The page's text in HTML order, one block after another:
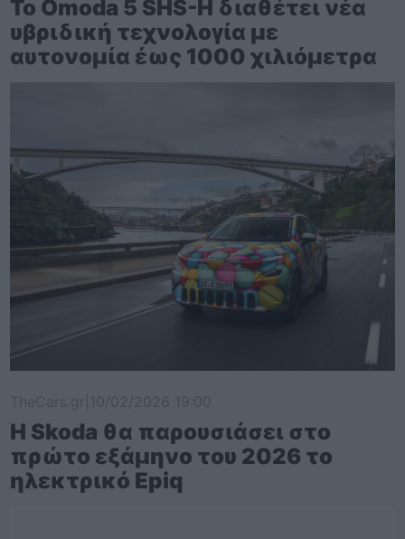
Το Omoda 5 SHS-H διαθέτει νέα
υβριδική τεχνολογία με
αυτονομία έως 1000 χιλιόμετρα
Η Skoda θα παρουσιάσει στο
πρώτο εξάμηνο του 2026 το
ηλεκτρικό Epiq